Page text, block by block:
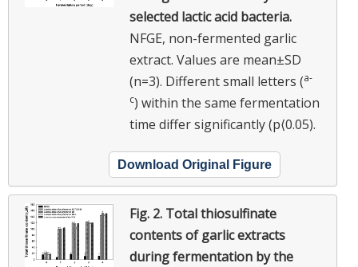
selected lactic acid bacteria.
NFGE, non-fermented garlic
extract. Values are mean±SD
(n=3). Different small letters (a-
c) within the same fermentation
time differ significantly (p⟨0.05).
Download Original Figure
Fig. 2. Total thiosulfinate
contents of garlic extracts
during fermentation by the